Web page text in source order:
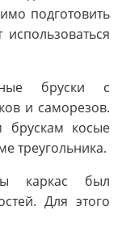
подготовить
бруски с
и саморезов.
брускам косые
треугольника.
каркас был
Для этого